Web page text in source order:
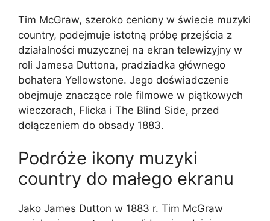
Tim McGraw, szeroko ceniony w świecie muzyki
country, podejmuje istotną próbę przejścia z
działalności muzycznej na ekran telewizyjny w
roli Jamesa Duttona, pradziadka głównego
bohatera Yellowstone. Jego doświadczenie
obejmuje znaczące role filmowe w piątkowych
wieczorach, Flicka i The Blind Side, przed
dołączeniem do obsady 1883.
Podróże ikony muzyki
country do małego ekranu
Jako James Dutton w 1883 r. Tim McGraw